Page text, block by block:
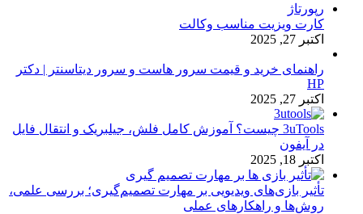
رپورتاژ
کارت ویزیت مناسب وکالت
اکتبر 27, 2025
راهنمای خرید و قیمت سرور هاست و سرور دیتاسنتر | دکتر
HP
اکتبر 27, 2025
3uTools چیست؟ آموزش کامل فلش، جیلبریک و انتقال فایل
در آیفون
اکتبر 18, 2025
تأثیر بازی‌های ویدیویی بر مهارت تصمیم‌گیری؛ بررسی علمی،
روش‌ها و راهکارهای عملی